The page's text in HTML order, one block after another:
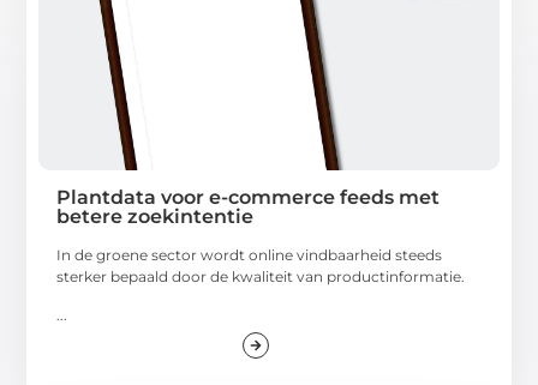
Plantdata voor e-commerce feeds met
betere zoekintentie
In de groene sector wordt online vindbaarheid steeds
sterker bepaald door de kwaliteit van productinformatie.